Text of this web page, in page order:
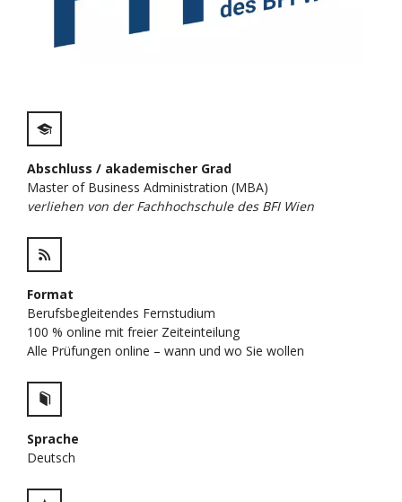
Abschluss / akademischer Grad
Master of Business Administration (MBA)
verliehen von der Fachhochschule des BFI Wien
Format
Berufsbegleitendes Fernstudium
100 % online mit freier Zeiteinteilung
Alle Prüfungen online – wann und wo Sie wollen
Sprache
Deutsch